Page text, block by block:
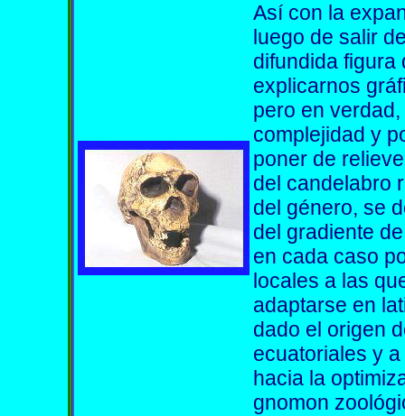
Así con la
luego de salir
difundida figura
explicarnos
pero en
complejidad y
poner de
del candelabro
del género, se
del gradiente
en cada caso
locales a las
adaptarse en
dado el origen
ecuatoriales y
hacia la
gnomon